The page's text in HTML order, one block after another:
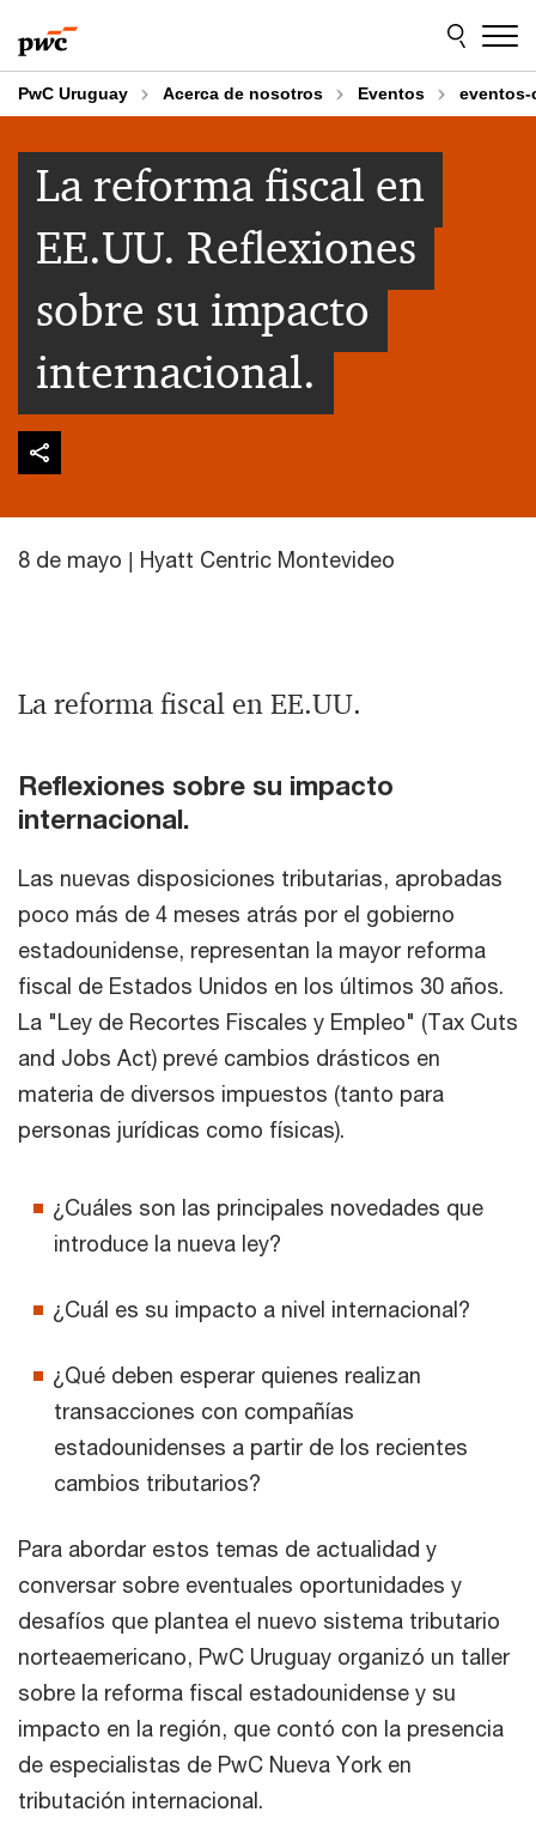
to
content
to
footer
PwC Uruguay Acerca de nosotros Eventos
La reforma fiscal en
EE.UU. Reflexiones
sobre su impacto
internacional.
8 de mayo | Hyatt Centric Montevideo
La reforma fiscal en EE.UU.
Reflexiones sobre su impacto
internacional.
Las nuevas disposiciones tributarias, aprobadas
poco más de 4 meses atrás por el gobierno
estadounidense, representan la mayor reforma
fiscal de Estados Unidos en los últimos 30 años.
La "Ley de Recortes Fiscales y Empleo" (Tax Cuts
and Jobs Act) prevé cambios drásticos en
materia de diversos impuestos (tanto para
personas jurídicas como físicas).
¿Cuáles son las principales novedades que
introduce la nueva ley?
¿Cuál es su impacto a nivel internacional?
¿Qué deben esperar quienes realizan
transacciones con compañías
estadounidenses a partir de los recientes
cambios tributarios?
Para abordar estos temas de actualidad y
conversar sobre eventuales oportunidades y
desafíos que plantea el nuevo sistema tributario
norteaemericano, PwC Uruguay organizó un taller
sobre la reforma fiscal estadounidense y su
impacto en la región, que contó con la presencia
de especialistas de PwC Nueva York en
tributación internacional.